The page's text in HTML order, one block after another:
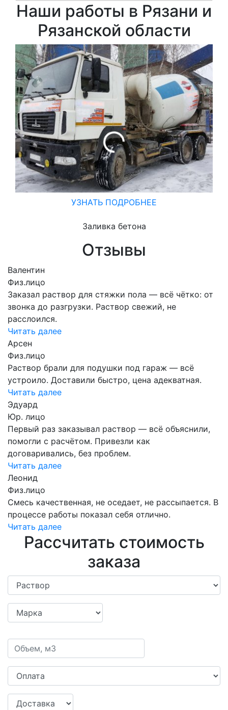
Наши работы в Рязани и
Рязанской области
УЗНАТЬ ПОДРОБНЕЕ
Заливка бетона
Отзывы
Валентин
Физ.лицо
Заказал раствор для стяжки пола — всё чётко: от
звонка до разгрузки. Раствор свежий, не
расслоился.
Читать далее
Арсен
Физ.лицо
Раствор брали для подушки под гараж — всё
устроило. Доставили быстро, цена адекватная.
Читать далее
Эдуард
Юр. лицо
Первый раз заказывал раствор — всё объяснили,
помогли с расчётом. Привезли как
договаривались, без проблем.
Читать далее
Леонид
Физ.лицо
Смесь качественная, не оседает, не рассыпается. В
процессе работы показал себя отлично.
Читать далее
Рассчитать стоимость
заказа